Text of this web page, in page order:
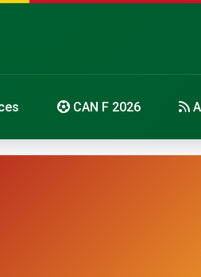
CAN F 2026